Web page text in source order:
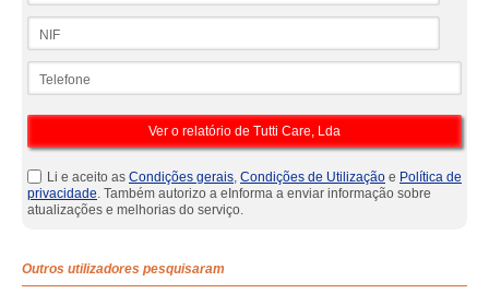
Li e aceito as Condições gerais, Condições de Utilização e Política de
privacidade. Também autorizo a eInforma a enviar informação sobre
atualizações e melhorias do serviço.
Outros utilizadores pesquisaram